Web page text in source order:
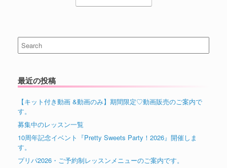
Search
for:
最近の投稿
【キット付き動画 &動画のみ】期間限定♡動画販売のご案内で
す。
募集中のレッスン一覧
10周年記念イベント『Pretty Sweets Party！2026』開催しま
す。
プリパ2026・ご予約制レッスンメニューのご案内です。